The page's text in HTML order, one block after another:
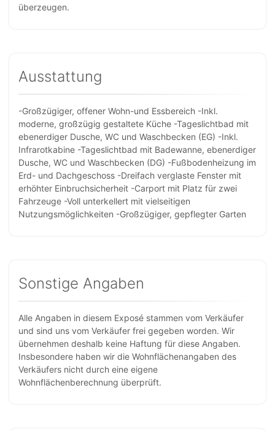
überzeugen.
Ausstattung
-Großzügiger, offener Wohn-und Essbereich -Inkl.
moderne, großzügig gestaltete Küche -Tageslichtbad mit
ebenerdiger Dusche, WC und Waschbecken (EG) -Inkl.
Infrarotkabine -Tageslichtbad mit Badewanne, ebenerdiger
Dusche, WC und Waschbecken (DG) -Fußbodenheizung im
Erd- und Dachgeschoss -Dreifach verglaste Fenster mit
erhöhter Einbruchsicherheit -Carport mit Platz für zwei
Fahrzeuge -Voll unterkellert mit vielseitigen
Nutzungsmöglichkeiten -Großzügiger, gepflegter Garten
Sonstige Angaben
Alle Angaben in diesem Exposé stammen vom Verkäufer
und sind uns vom Verkäufer frei gegeben worden. Wir
übernehmen deshalb keine Haftung für diese Angaben.
Insbesondere haben wir die Wohnflächenangaben des
Verkäufers nicht durch eine eigene
Wohnflächenberechnung überprüft.